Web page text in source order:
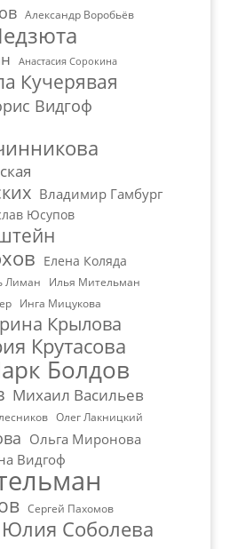
Александр Воробьёв
Анастасия Сорокина
Кучерявая
Видгоф
Владимир Гамбург
Юсупов
Елена Коляда
Лиман
Илья Мительман
Инга Мицукова
Крылова
Крутасова
Болдов
Михаил Васильев
Олег Лакницкий
Ольга Миронова
Видгоф
Сергей Пахомов
Юлия Соболева